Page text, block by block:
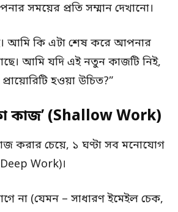
সময়ের প্রতি সম্মান দেখানো।
আমি কি এটা শেষ করে আপনার
আমি যদি এই নতুন কাজটি নিই,
হওয়া উচিত?”
কাজ’ (Shallow Work)
করার চেয়ে, ১ ঘণ্টা সব মনোযোগ
Work)।
না (যেমন – সাধারণ ইমেইল চেক,